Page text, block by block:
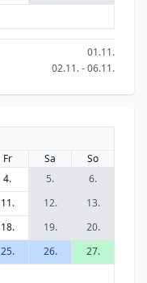
01.11.
02.11. - 06.11.
Fr Sa
So
4. 5.
6.
11. 12.
13.
18. 19.
20.
25. 26.
27.